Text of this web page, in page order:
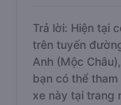
Trả lời: Hiện tại
trên tuyến
Anh (Mộc
bạn có thể
xe này tại trang